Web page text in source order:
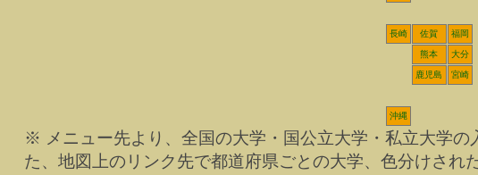
長崎 佐賀
福岡
熊本 大分
鹿児島 宮崎
沖縄
※ メニュー先より、全国の大学・国公立大学・私立大学
た、地図上のリンク先で都道府県ごとの大学、色分けされ